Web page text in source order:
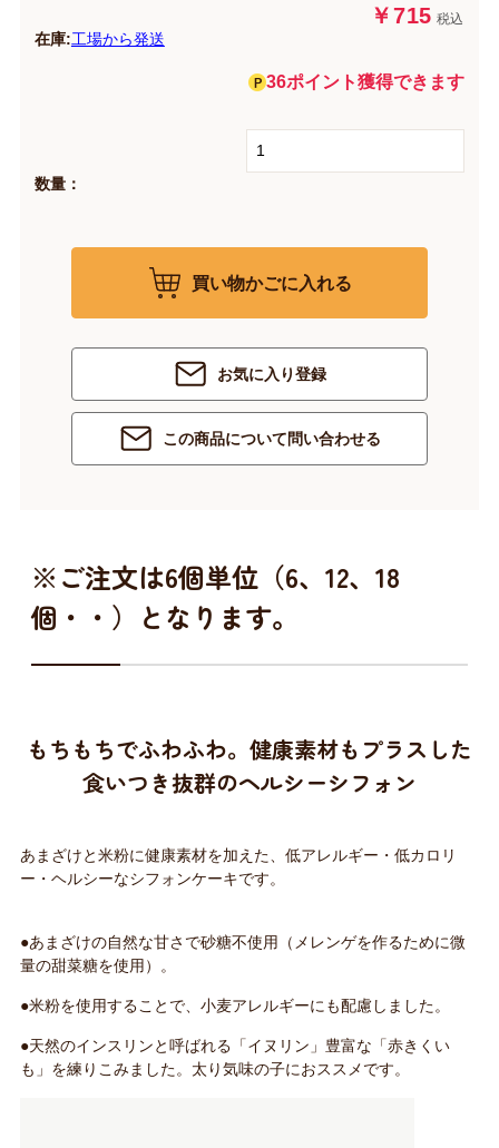
￥715 税込
在庫:工場から発送
36ポイント獲得できます
数量：
買い物かごに入れる
お気に入り登録
この商品について問い合わせる
※ご注文は6個単位（6、12、18
個・・）となります。
もちもちでふわふわ。健康素材もプラスした
食いつき抜群のヘルシーシフォン
あまざけと米粉に健康素材を加えた、低アレルギー・低カロリ
ー・ヘルシーなシフォンケーキです。
●あまざけの自然な甘さで砂糖不使用（メレンゲを作るために微
量の甜菜糖を使用）。
●米粉を使用することで、小麦アレルギーにも配慮しました。
●天然のインスリンと呼ばれる「イヌリン」豊富な「赤きくい
も」を練りこみました。太り気味の子におススメです。